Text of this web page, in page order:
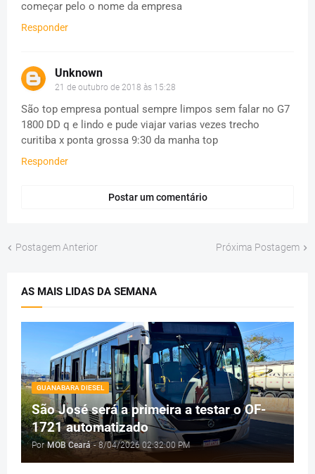
começar pelo o nome da empresa
Responder
Unknown
21 de outubro de 2018 às 15:28
São top empresa pontual sempre limpos sem falar no G7
1800 DD q e lindo e pude viajar varias vezes trecho
curitiba x ponta grossa 9:30 da manha top
Responder
Postar um comentário
Postagem Anterior Próxima Postagem
AS MAIS LIDAS DA SEMANA
GUANABARA DIESEL
São José será a primeira a testar o OF-
1721 automatizado
Por MOB Ceará - 8/04/2026 02:32:00 PM